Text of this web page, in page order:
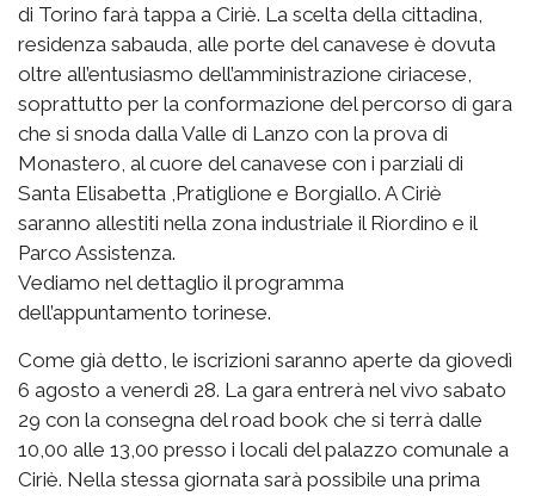
di Torino farà tappa a Ciriè. La scelta della cittadina,
residenza sabauda, alle porte del canavese è dovuta
oltre all’entusiasmo dell’amministrazione ciriacese,
soprattutto per la conformazione del percorso di gara
che si snoda dalla Valle di Lanzo con la prova di
Monastero, al cuore del canavese con i parziali di
Santa Elisabetta ,Pratiglione e Borgiallo. A Ciriè
saranno allestiti nella zona industriale il Riordino e il
Parco Assistenza.
Vediamo nel dettaglio il programma
dell’appuntamento torinese.
Come già detto, le iscrizioni saranno aperte da giovedì
6 agosto a venerdì 28. La gara entrerà nel vivo sabato
29 con la consegna del road book che si terrà dalle
10,00 alle 13,00 presso i locali del palazzo comunale a
Ciriè. Nella stessa giornata sarà possibile una prima